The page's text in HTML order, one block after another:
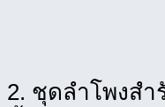
2. ชุดลำโพงสำ